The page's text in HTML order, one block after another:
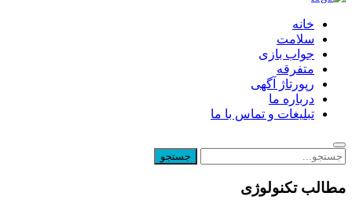
خانه
سلامت
جواب بازی
متفرقه
رپورتاژ آگهی
درباره ما
تبلیغات و تماس با ما
مطالب تکنولوژی